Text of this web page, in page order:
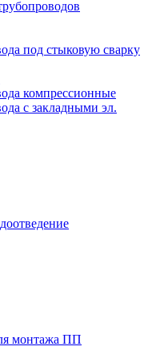
под стыковую сварку
компрессионные
с закладными эл.
монтажа ПП